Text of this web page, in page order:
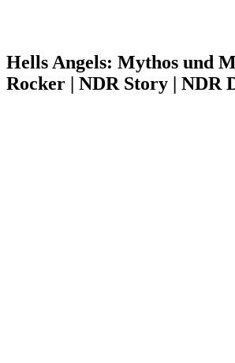
Hells Angels: Mythos und
Rocker | NDR Story | NDR